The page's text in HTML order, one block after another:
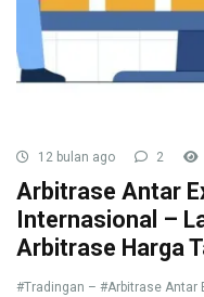
12 bulan ago 2
Arbitrase Antar
Internasional –
Arbitrase Harga
#Tradingan – #Arbitrase Antar